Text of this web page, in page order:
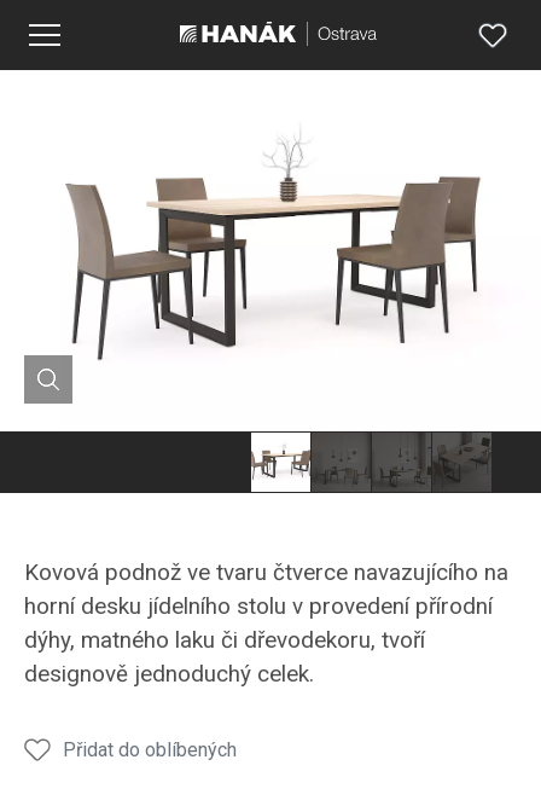
Jídelní
stůl
JS52
Jídelní
JS52
Jídelní
stůl
JS52
Jídelní
stůl
JS52
Kovová podnož ve tvaru čtverce navazujícího na
horní desku jídelního stolu v provedení přírodní
dýhy, matného laku či dřevodekoru, tvoří
designově jednoduchý celek.
Přidat do oblíbených